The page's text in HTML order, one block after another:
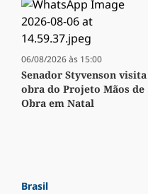
06/08/2026 às 15:00
Senador Styvenson visita
obra do Projeto Mãos de
Obra em Natal
Brasil